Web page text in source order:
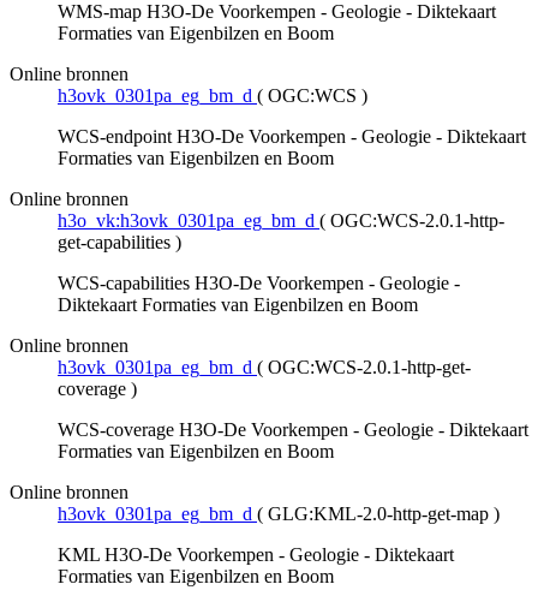
WMS-map H3O-De Voorkempen - Geologie - Diktekaart
Formaties van Eigenbilzen en Boom
Online bronnen
h3ovk_0301pa_eg_bm_d ( OGC:WCS )
WCS-endpoint H3O-De Voorkempen - Geologie - Diktekaart
Formaties van Eigenbilzen en Boom
Online bronnen
h3o_vk:h3ovk_0301pa_eg_bm_d ( OGC:WCS-2.0.1-http-
get-capabilities )
WCS-capabilities H3O-De Voorkempen - Geologie -
Diktekaart Formaties van Eigenbilzen en Boom
Online bronnen
h3ovk_0301pa_eg_bm_d ( OGC:WCS-2.0.1-http-get-
coverage )
WCS-coverage H3O-De Voorkempen - Geologie - Diktekaart
Formaties van Eigenbilzen en Boom
Online bronnen
h3ovk_0301pa_eg_bm_d ( GLG:KML-2.0-http-get-map )
KML H3O-De Voorkempen - Geologie - Diktekaart
Formaties van Eigenbilzen en Boom